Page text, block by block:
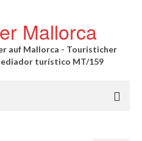
auf Mallorca - Touristicher
turístico MT/159